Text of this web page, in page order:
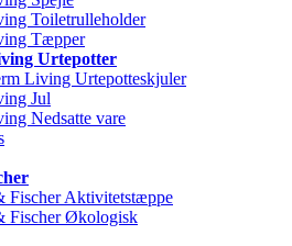
Toiletrulleholder
Tæpper
Urtepotter
Living Urtepotteskjuler
Jul
Nedsatte vare
Fischer Aktivitetstæppe
Fischer Økologisk